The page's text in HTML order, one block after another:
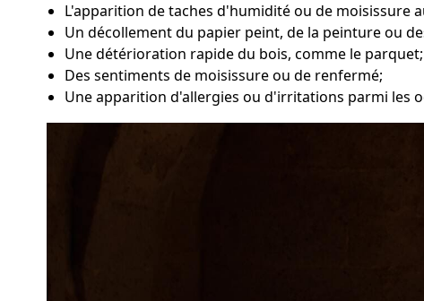
L'apparition de taches d'humidité ou de moisissure
Un décollement du papier peint, de la peinture ou
Une détérioration rapide du bois, comme le parquet;
Des sentiments de moisissure ou de renfermé;
Une apparition d'allergies ou d'irritations parmi les